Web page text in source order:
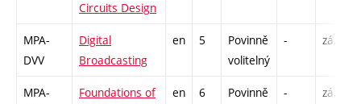
Circuits Design
MPA-
DVV
Digital
Broadcasting
en 5
Povinně
volitelný
- zá,zk
MPA-
Foundations of
en 6
Povinně
- zá,zk